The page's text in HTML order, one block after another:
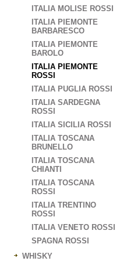
ITALIA MOLISE ROSSI
ITALIA PIEMONTE
BARBARESCO
ITALIA PIEMONTE
BAROLO
ITALIA PIEMONTE
ROSSI
ITALIA PUGLIA ROSSI
ITALIA SARDEGNA
ROSSI
ITALIA SICILIA ROSSI
ITALIA TOSCANA
BRUNELLO
ITALIA TOSCANA
CHIANTI
ITALIA TOSCANA
ROSSI
ITALIA TRENTINO
ROSSI
ITALIA VENETO ROSSI
SPAGNA ROSSI
WHISKY